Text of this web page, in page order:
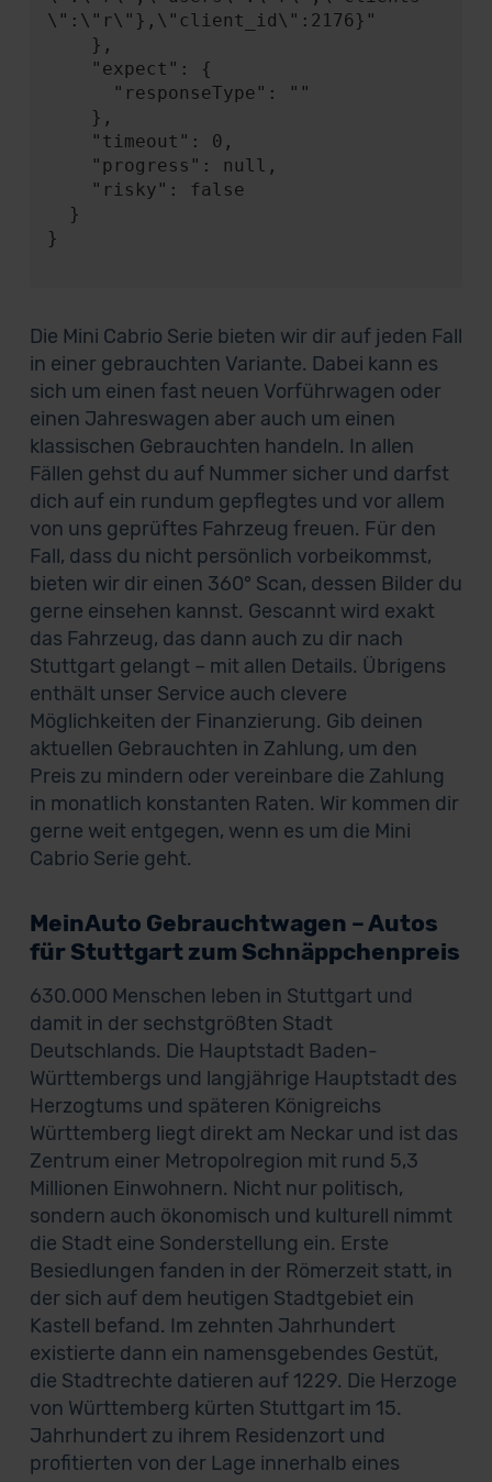
\":\"r\"},\"client_id\":2176}"
}
Die Mini Cabrio Serie bieten wir dir auf jeden Fall
in einer gebrauchten Variante. Dabei kann es
sich um einen fast neuen Vorführwagen oder
einen Jahreswagen aber auch um einen
klassischen Gebrauchten handeln. In allen
Fällen gehst du auf Nummer sicher und darfst
dich auf ein rundum gepflegtes und vor allem
von uns geprüftes Fahrzeug freuen. Für den
Fall, dass du nicht persönlich vorbeikommst,
bieten wir dir einen 360° Scan, dessen Bilder du
gerne einsehen kannst. Gescannt wird exakt
das Fahrzeug, das dann auch zu dir nach
Stuttgart gelangt – mit allen Details. Übrigens
enthält unser Service auch clevere
Möglichkeiten der Finanzierung. Gib deinen
aktuellen Gebrauchten in Zahlung, um den
Preis zu mindern oder vereinbare die Zahlung
in monatlich konstanten Raten. Wir kommen dir
gerne weit entgegen, wenn es um die Mini
Cabrio Serie geht.
MeinAuto Gebrauchtwagen – Autos
für Stuttgart zum Schnäppchenpreis
630.000 Menschen leben in Stuttgart und
damit in der sechstgrößten Stadt
Deutschlands. Die Hauptstadt Baden-
Württembergs und langjährige Hauptstadt des
Herzogtums und späteren Königreichs
Württemberg liegt direkt am Neckar und ist das
Zentrum einer Metropolregion mit rund 5,3
Millionen Einwohnern. Nicht nur politisch,
sondern auch ökonomisch und kulturell nimmt
die Stadt eine Sonderstellung ein. Erste
Besiedlungen fanden in der Römerzeit statt, in
der sich auf dem heutigen Stadtgebiet ein
Kastell befand. Im zehnten Jahrhundert
existierte dann ein namensgebendes Gestüt,
die Stadtrechte datieren auf 1229. Die Herzoge
von Württemberg kürten Stuttgart im 15.
Jahrhundert zu ihrem Residenzort und
profitierten von der Lage innerhalb eines